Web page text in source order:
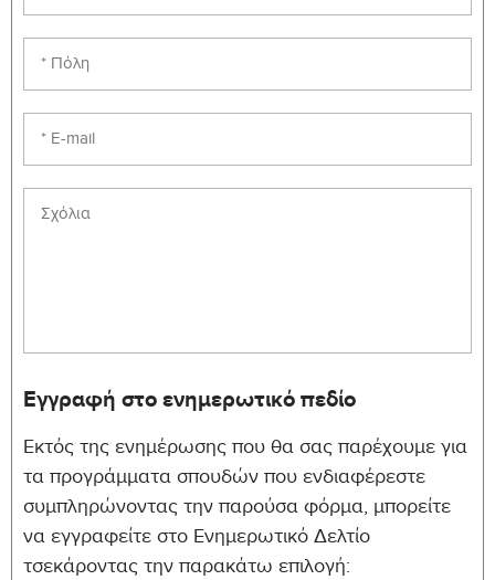
MENG-
484
486
Alternative Energy Systems 6
6
MENG-
Course ID Course Title
MATH-
195
Calculus I 6
MATH-
196
Εγγραφή στο ενημερωτικό πεδίο
Εκτός της ενημέρωσης που θα σας παρέχουμε για
τα προγράμματα σπουδών που ενδιαφέρεστε
συμπληρώνοντας την παρούσα φόρμα, μπορείτε
να εγγραφείτε στο Ενημερωτικό Δελτίο
τσεκάροντας την παρακάτω επιλογή: